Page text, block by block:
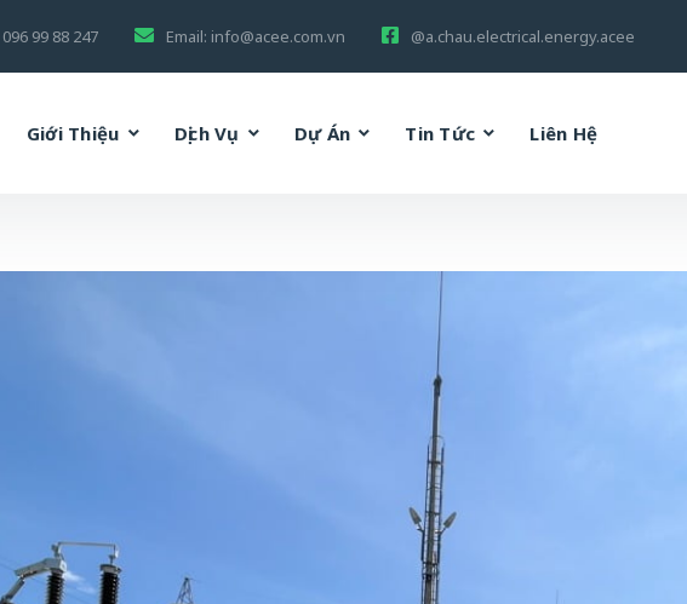
096 99 88 247 Email: info@acee.com.vn @a.chau.electrical.energy.acee
Giới Thiệu Dịch Vụ Dự Án Tin Tức Liên Hệ